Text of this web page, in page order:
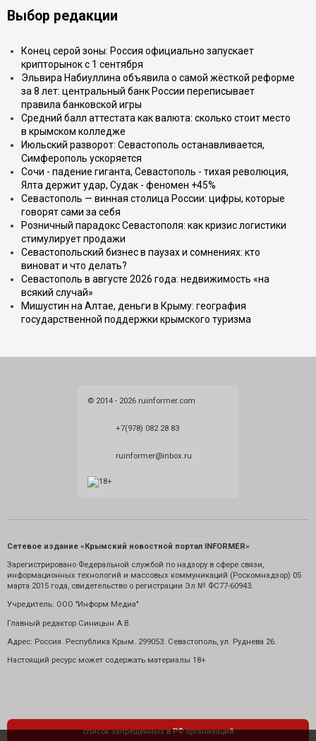
Выбор редакции
Конец серой зоны: Россия официально запускает
крипторынок с 1 сентября
Эльвира Набиуллина объявила о самой жёсткой реформе
за 8 лет: центральный банк России переписывает
правила банковской игры
Средний балл аттестата как валюта: сколько стоит место
в крымском колледже
Июльский разворот: Севастополь останавливается,
Симферополь ускоряется
Сочи - падение гиганта, Севастополь - тихая революция,
Ялта держит удар, Судак - феномен +45%
Севастополь — винная столица России: цифры, которые
говорят сами за себя
Розничный парадокс Севастополя: как кризис логистики
стимулирует продажи
Севастопольский бизнес в паузах и сомнениях: кто
виноват и что делать?
Севастополь в августе 2026 года: недвижимость «на
всякий случай»
Мишустин на Алтае, деньги в Крыму: география
государственной поддержки крымского туризма
© 2014 - 2026 ruinformer.com
+7(978) 082 28 83
ruinformer@inbox.ru
Сетевое издание «Крымский новостной портал INFORMER»
Зарегистрировано Федеральной службой по надзору в сфере связи,
информационных технологий и массовых коммуникаций (Роскомнадзор) 05
марта 2015 года, свидетельство о регистрации Эл № ФС77-60943.
Учредитель: ООО "Информ Медиа"
Главный редактор Синицын А.В.
Адрес: Россия. Республика Крым. 299053. Севастополь, ул. Руднева 26.
Настоящий ресурс может содержать материалы 18+
список запрещенных в РФ организаций